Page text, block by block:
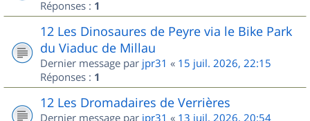
Réponses : 1
12 Les Dinosaures de Peyre via le Bike Park
du Viaduc de Millau
Dernier message par jpr31 « 15 juil. 2026, 22:15
Réponses : 1
12 Les Dromadaires de Verrières
Dernier message par jpr31 « 13 juil. 2026, 20:54